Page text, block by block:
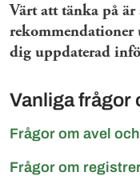
Värt att tänka på är
rekommendationer
dig uppdaterad
Vanliga frågor
Frågor om avel
Frågor om